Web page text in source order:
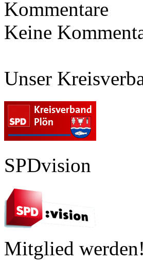
Kommentare
Keine
Unser
SPDvision
Mitglied werden!